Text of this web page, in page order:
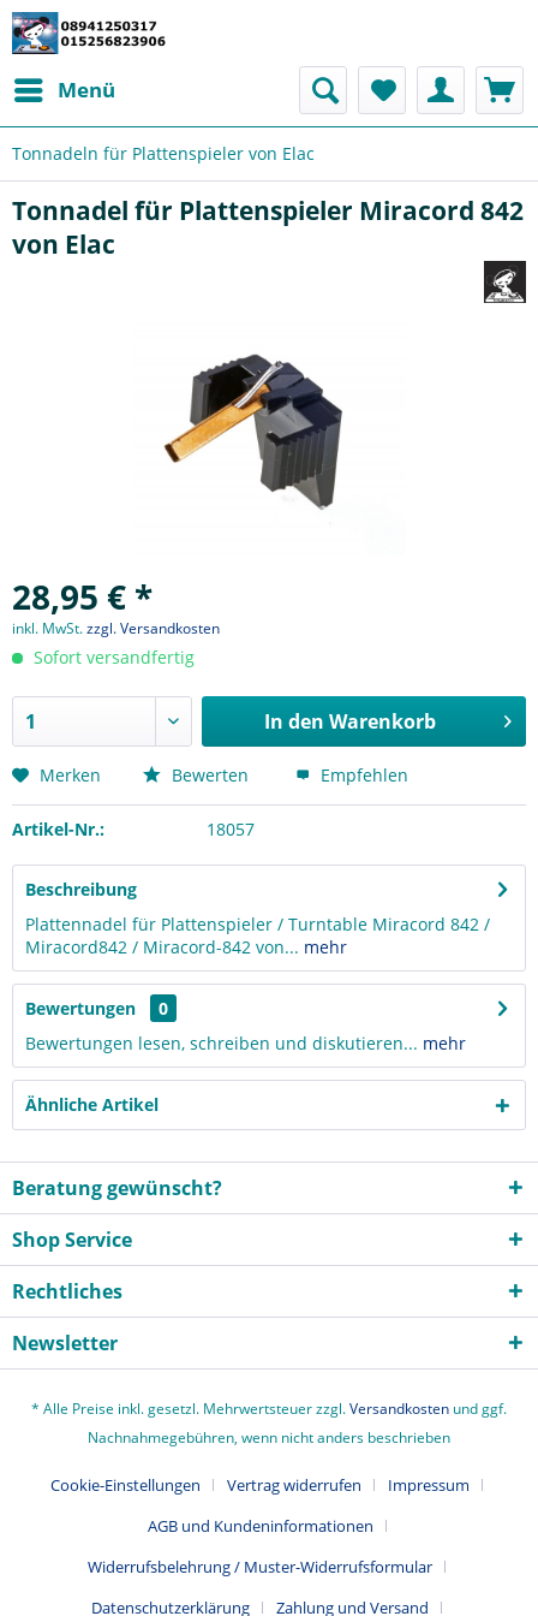
Menü
Tonnadeln für Plattenspieler von Elac
Tonnadel für Plattenspieler Miracord 842
von Elac
28,95 € *
inkl. MwSt.zzgl. Versandkosten
Sofort versandfertig
In den Warenkorb
Merken Bewerten Empfehlen
Artikel-Nr.: 18057
Beschreibung
Plattennadel für Plattenspieler / Turntable Miracord 842 /
Miracord842 / Miracord-842 von... mehr
Bewertungen
0
Bewertungen lesen, schreiben und diskutieren... mehr
Ähnliche Artikel
Beratung gewünscht?
Shop Service
Rechtliches
Newsletter
* Alle Preise inkl. gesetzl. Mehrwertsteuer zzgl.Versandkosten und ggf.
Nachnahmegebühren, wenn nicht anders beschrieben
Cookie-Einstellungen Vertrag widerrufen
Impressum
AGB und Kundeninformationen
Widerrufsbelehrung / Muster-Widerrufsformular
Datenschutzerklärung
Zahlung und Versand